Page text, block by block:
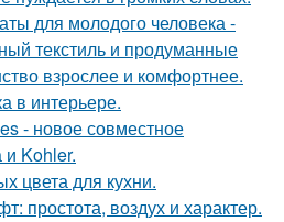
для молодого человека -
текстиль и продуманные
взрослее и комфортнее.
в интерьере.
- новое совместное
Kohler.
цвета для кухни.
простота, воздух и характер.